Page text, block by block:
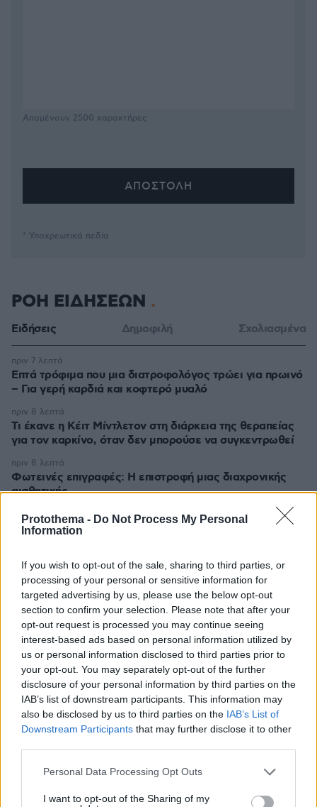
Protothema - Do Not Process My Personal
Information
If you wish to opt-out of the sale, sharing to third parties, or
processing of your personal or sensitive information for
targeted advertising by us, please use the below opt-out
section to confirm your selection. Please note that after your
opt-out request is processed you may continue seeing
interest-based ads based on personal information utilized by
us or personal information disclosed to third parties prior to
your opt-out. You may separately opt-out of the further
disclosure of your personal information by third parties on the
IAB’s list of downstream participants. This information may
also be disclosed by us to third parties on the IAB’s List of
Downstream Participants that may further disclose it to other
Please note that this website/app uses one or more Google
not limited to your visit or usage behaviour. You may click to
Personal Data Processing Opt Outs
I want to opt-out of the Sharing of my
Απομένουν 2500 χαρακτήρες
* Υποχρεωτικά πεδία
ΡΟΗ ΕΙΔΗΣΕΩΝ
Ειδήσεις Δημοφιλή Σχολιασμένα
Επτά τρόφιμα που μια διατροφολόγος τρώει για πρωινό
– Για γερή καρδιά και κοφτερό μυαλό
πριν 7 λεπτά
Τι έκανε η Κέιτ Μίντλετον στη διάρκεια της θεραπείας
για τον καρκίνο, όταν δεν μπορούσε να συγκεντρωθεί
πριν 8 λεπτά
Φωτεινές επιγραφές: Η επιστροφή μιας διαχρονικής
αισθητικής
πριν 8 λεπτά
Παγκόσμιο Κ20: «Ασημένια» η απίθανη Ρούσσου στα
πριν 9 λεπτά
Είδατε ψύλλους στο σπίτι σας; Πώς θα απαλλαγείτε από
τα ανεπιθύμητα αυτά έντομα
πριν 9 λεπτά
Δοκιμάζουμε το υβριδικό Renault Symbioz με τα 160
άλογα - Πόσο κοστίζει στην Ελλάδα;
πριν 14 λεπτά
Κ. Καρτάλης: Η Ευρώπη θερμαίνεται ταχύτερα από
άλλες ηπείρους
πριν 15 λεπτά
ΦΩΤΗΣ ΠΛΙΑΚΟΣ
Αρης: Τι μάθαμε από το φιλικό με τον Πανσερραϊκό
πριν 20 λεπτά
θέτει στις ΗΠΑ για να «ξεκλειδώσει» τα Στενά
πριν 23 λεπτά